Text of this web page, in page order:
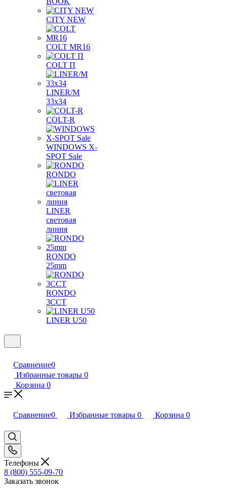
CITY NEW
COLT MR16
COLT П
LINER/М
33х34
COLT-R
WINDOWS X-
SPOT Sale
RONDO
LINER
световая
линия
RONDO
25mm
RONDO
3CCT
LINER U50
Сравнение0
Избранные товары 0
Корзина 0
Сравнение0 Избранные товары 0 Корзина 0
Телефоны
8 (800) 555-09-70
Заказать звонок